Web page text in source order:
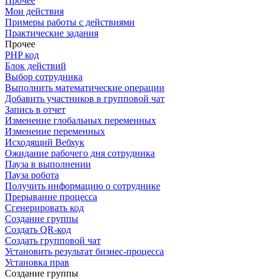
Мои действия
Примеры работы с действиями
Практические задания
Прочее
PHP код
Блок действий
Выбор сотрудника
Выполнить математические операции
Добавить участников в групповой чат
Запись в отчет
Изменение глобальных переменных
Изменение переменных
Исходящий Вебхук
Ожидание рабочего дня сотрудника
Пауза в выполнении
Пауза робота
Получить информацию о сотруднике
Прерывание процесса
Сгенерировать код
Создание группы
Создать QR-код
Создать групповой чат
Установить результат бизнес-процесса
Установка прав
Создание группы